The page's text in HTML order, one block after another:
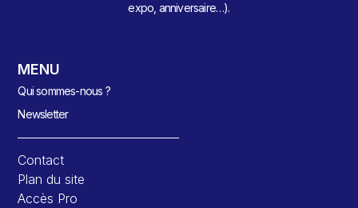
expo, anniversaire…).
MENU
Qui sommes-nous ?
Newsletter
Contact
Plan du site
Accès Pro